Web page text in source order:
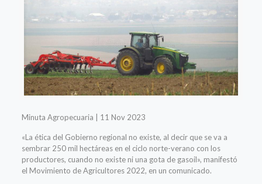
Minuta Agropecuaria | 11 Nov 2023
«La ética del Gobierno regional no existe, al decir que se va a
sembrar 250 mil hectáreas en el ciclo norte-verano con los
productores, cuando no existe ni una gota de gasoil», manifestó
el Movimiento de Agricultores 2022, en un comunicado.